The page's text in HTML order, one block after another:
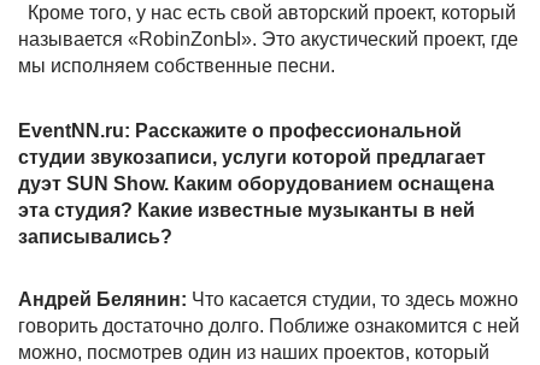
Кроме того, у нас есть свой авторский проект, который
называется «RobinZonЫ». Это акустический проект, где
мы исполняем собственные песни.
EventNN.ru: Расскажите о профессиональной
студии звукозаписи, услуги которой предлагает
дуэт SUN Show. Каким оборудованием оснащена
эта студия? Какие известные музыканты в ней
записывались?
Андрей Белянин: Что касается студии, то здесь можно
говорить достаточно долго. Поближе ознакомится с ней
можно, посмотрев один из наших проектов, который